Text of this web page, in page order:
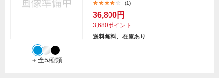
＋全5種類
(1)
36,800円
3,680ポイント
送料無料、在庫あり